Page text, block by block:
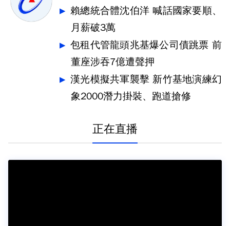
賴總統合體沈伯洋 喊話國家要順、
月薪破3萬
包租代管龍頭兆基爆公司債跳票 前
董座涉吞7億遭聲押
漢光模擬共軍襲擊 新竹基地演練幻
象2000潛力掛裝、跑道搶修
正在直播